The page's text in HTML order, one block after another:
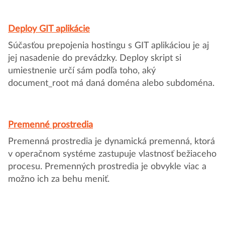
Deploy GIT aplikácie
Súčasťou prepojenia hostingu s GIT aplikáciou je aj
jej nasadenie do prevádzky. Deploy skript si
umiestnenie určí sám podľa toho, aký
document_root má daná doména alebo subdoména.
Premenné prostredia
Premenná prostredia je dynamická premenná, ktorá
v operačnom systéme zastupuje vlastnosť bežiaceho
procesu. Premenných prostredia je obvykle viac a
možno ich za behu meniť.